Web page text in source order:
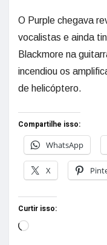
O Purple chegava
vocalistas e ainda
Blackmore na
incendiou os
de helicóptero.
Compartilhe isso:
WhatsApp
X
Curtir isso: